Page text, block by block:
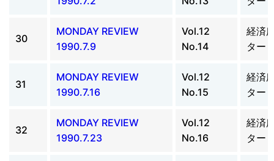
30
MONDAY REVIEW
1990.7.9
Vol.12
No.14
経済
ター
31
MONDAY REVIEW
1990.7.16
Vol.12
No.15
経済
ター
32
MONDAY REVIEW
1990.7.23
Vol.12
No.16
経済
ター